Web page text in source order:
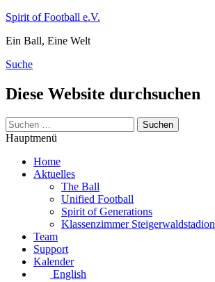
Zum
springen
Spirit of Football e.V.
Ein Ball, Eine Welt
Suche
Diese Website durchsuchen
Suchen
nach:
Hauptmenü
Home
Aktuelles
The Ball
Unified Football
Spirit of Generations
Klassenzimmer Steigerwaldstadion
Team
Support
Kalender
English